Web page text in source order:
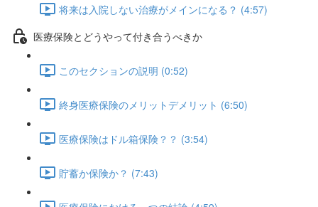
将来は入院しない治療がメインになる？ (4:57)
医療保険とどうやって付き合うべきか
このセクションの説明 (0:52)
終身医療保険のメリットデメリット (6:50)
医療保険はドル箱保険？？ (3:54)
貯蓄か保険か？ (7:43)